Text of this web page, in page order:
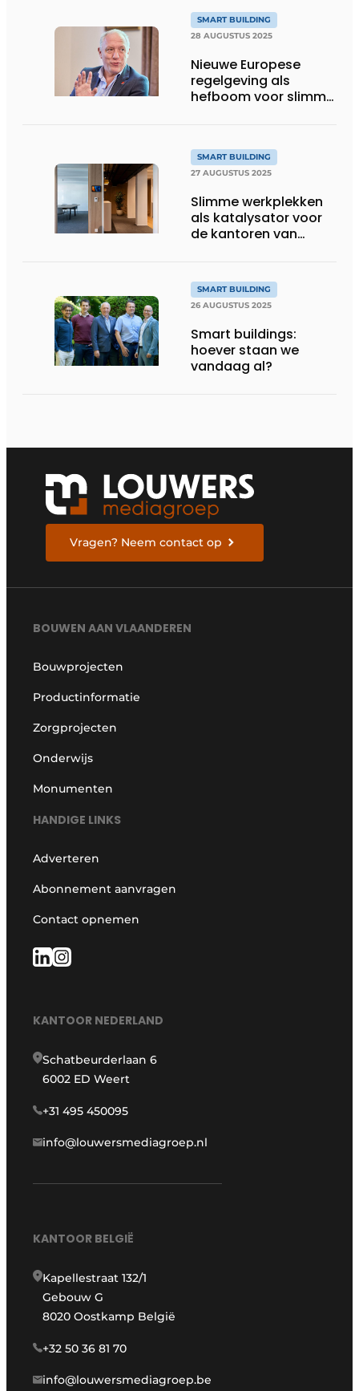
SMART BUILDING
28 AUGUSTUS 2025
Nieuwe Europese
regelgeving als
hefboom voor slimme
SMART BUILDING
27 AUGUSTUS 2025
Slimme werkplekken
als katalysator voor
de kantoren van
SMART BUILDING
26 AUGUSTUS 2025
Smart buildings:
hoever staan we
vandaag al?
Vragen? Neem contact op
BOUWEN AAN VLAANDEREN
Bouwprojecten
Productinformatie
Zorgprojecten
Onderwijs
Monumenten
HANDIGE LINKS
Adverteren
Abonnement aanvragen
Contact opnemen
KANTOOR NEDERLAND
Schatbeurderlaan 6
6002 ED Weert
+31 495 450095
info@louwersmediagroep.nl
KANTOOR BELGIË
Kapellestraat 132/1
Gebouw G
8020 Oostkamp België
+32 50 36 81 70
info@louwersmediagroep.be